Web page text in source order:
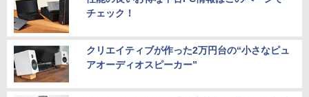
チェック！
クリエイティブが作った2万円台の“小さなピュ
アオーディオスピーカー”